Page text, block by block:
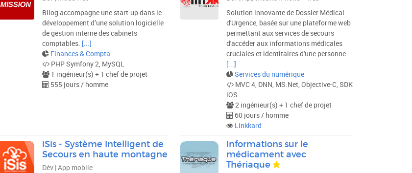
Bilog accompagne une start-up dans le
développement d’une solution logicielle
de gestion interne des cabinets
comptables. [...]
Finances & Compta
PHP Symfony 2, MySQL
1 ingénieur(s) + 1 chef de projet
555 jours / homme
Solution innovante de Dossier Médical
d'Urgence, basée sur une plateforme web
permettant aux services de secours
d'accéder aux informations médicales
cruciales et identitaires d'une personne.
[...]
Services du numérique
MVC 4, DNN, MS.Net, Objective-C, SDK
iOS
2 ingénieur(s) + 1 chef de projet
60 jours / homme
Linkkard
iSis - Système Intelligent de
Secours en haute montagne
Dév | App mobile
Informations sur le
médicament avec
Thériaque